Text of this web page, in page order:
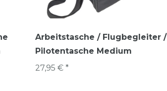
Arbeitstasche / Flugbegleiter /
Pilotentasche Medium
27,95 € *